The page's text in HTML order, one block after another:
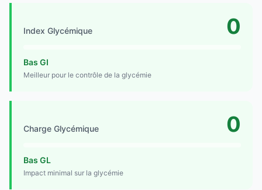
Index Glycémique 0
Bas GI
Meilleur pour le contrôle de la glycémie
Charge Glycémique 0
Bas GL
Impact minimal sur la glycémie